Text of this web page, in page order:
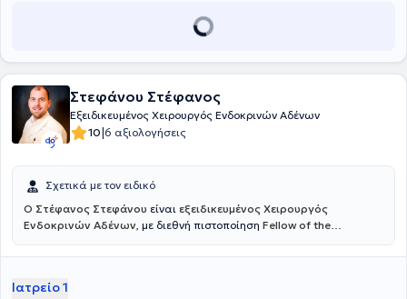
Στεφάνου Στέφανος
Εξειδικευμένος Χειρουργός Ενδοκρινών Αδένων
10|6 αξιολογήσεις
Σχετικά με τον ειδικό
Ο Στέφανος Στεφάνου είναι εξειδικευμένος Χειρουργός
Ενδοκρινών Αδένων, με διεθνή πιστοποίηση Fellow of the
αναγνωρίζεται σε ευρωπαϊκό επίπεδο και απονέμεται σε
των ενδοκρινών αδένων. Διατηρεί ιδιωτικό ιατρείο στους
Ιατρείο 1